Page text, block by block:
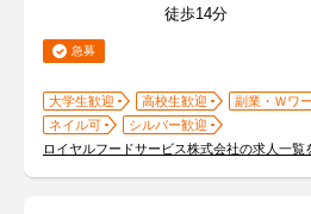
徒歩14分
急募
大学生歓迎 高校生歓迎
副業・Ｗワ
ネイル可
シルバー歓迎
ロイヤルフードサービス株式会社の求人一覧